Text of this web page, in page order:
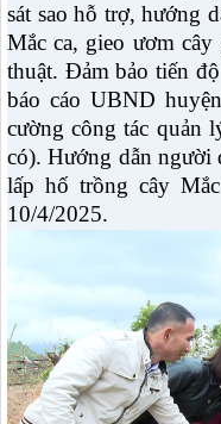
sát sao hỗ trợ, hướng
Mắc ca, gieo ươm
thuật. Đảm bảo tiến
báo cáo UBND
cường công tác quản
có). Hướng dẫn người
lấp hố trồng cây
10/4/2025.